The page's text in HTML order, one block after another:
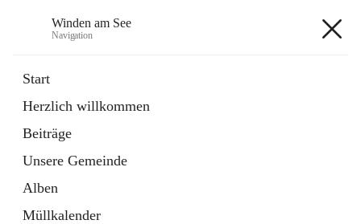
Winden am See
Navigation
Start
Herzlich willkommen
Beiträge
Unsere Gemeinde
Alben
Müllkalender
Externe Webseite
in
Tab
Bebauungsplan
öffnet
in
neuem
Tab